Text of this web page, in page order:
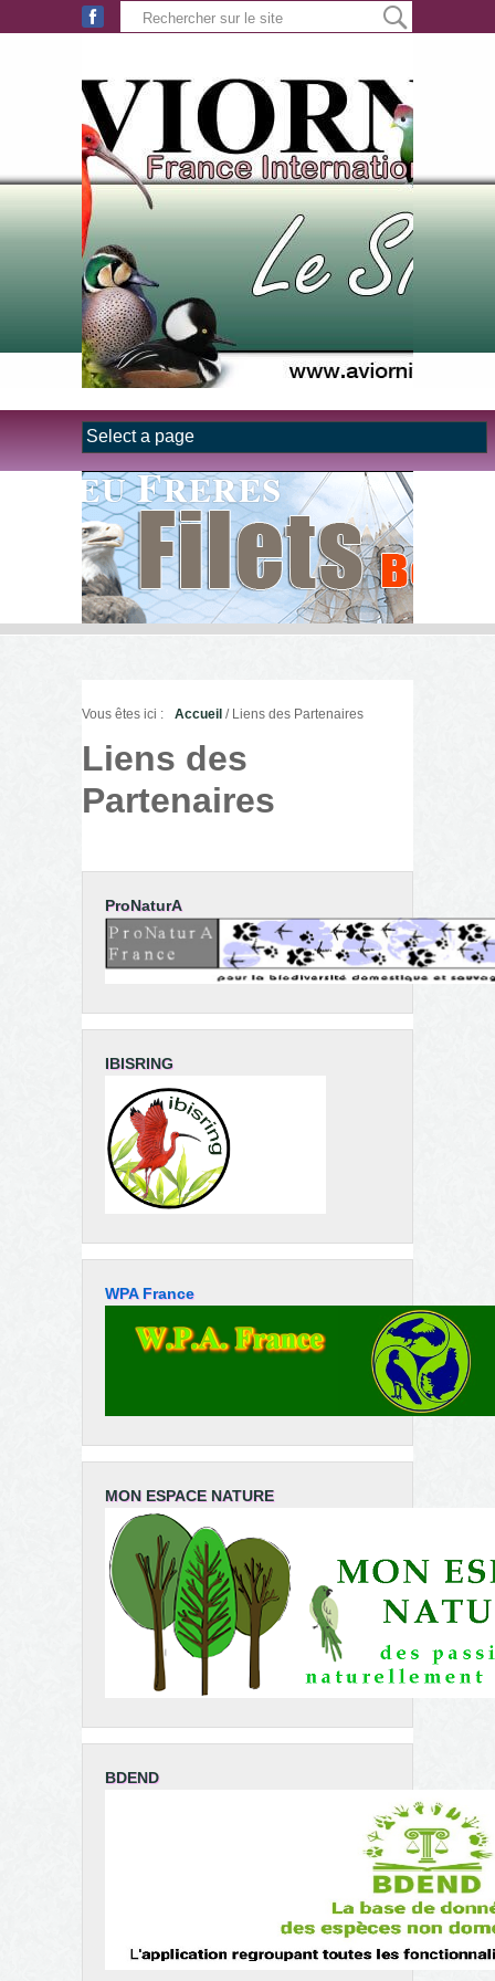
Aller au contenu principal
Vous êtes ici : Accueil / Liens des Partenaires
Liens des
Partenaires
ProNaturA
IBISRING
WPA France
MON ESPACE NATURE
BDEND